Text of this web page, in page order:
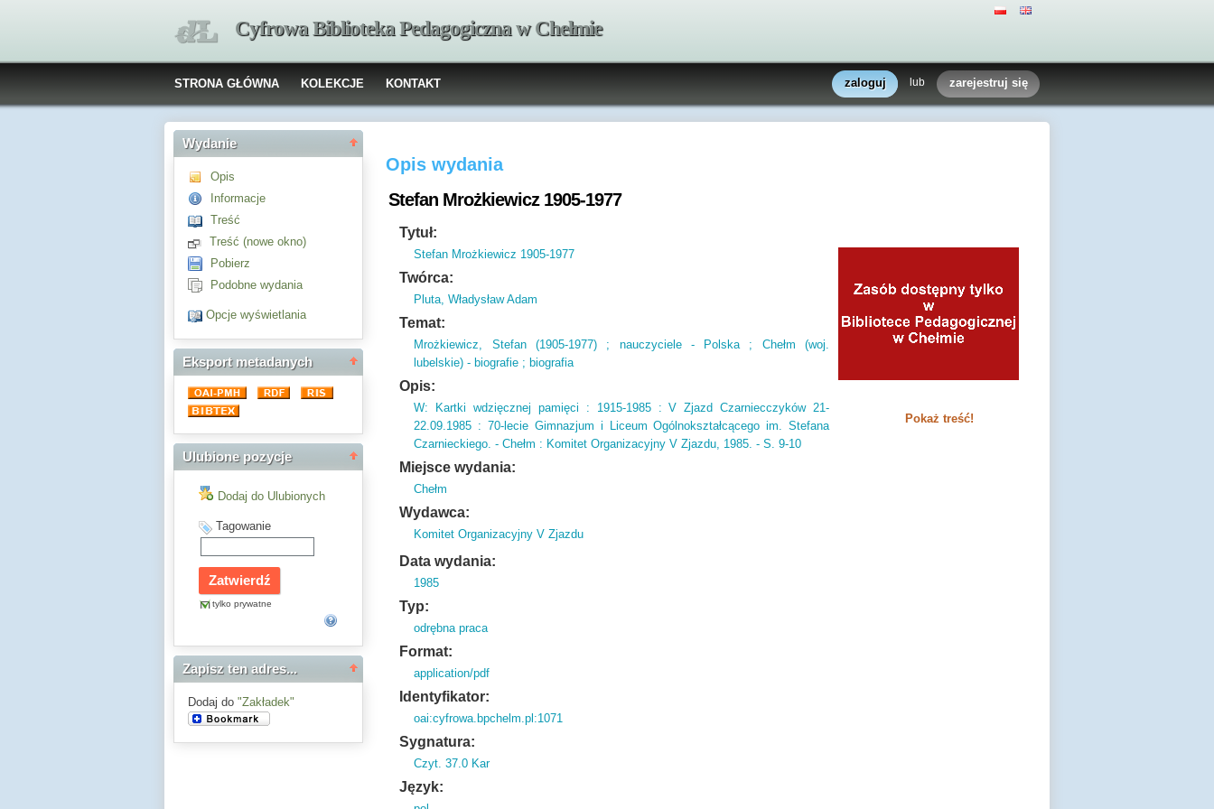
Cyfrowa Biblioteka Pedagogiczna w Chełmie
STRONA GŁÓWNA KOLEKCJE KONTAKT zaloguj lub zarejestruj się
Wydanie
Opis
Informacje
Treść
Treść (nowe okno)
Pobierz
Podobne wydania
Opcje wyświetlania
Eksport metadanych
Ulubione pozycje
Dodaj do Ulubionych
Tagowanie
tylko prywatne
Zapisz ten adres...
Dodaj do "Zakładek"
Opis wydania
Stefan Mrożkiewicz 1905-1977
Pokaż treść!
Tytuł:
Stefan Mrożkiewicz 1905-1977
Twórca:
Pluta, Władysław Adam
Temat:
Mrożkiewicz, Stefan (1905-1977) ; nauczyciele - Polska ; Chełm (woj.
lubelskie) - biografie ; biografia
Opis:
W: Kartki wdzięcznej pamięci : 1915-1985 : V Zjazd Czarniecczyków 21-
22.09.1985 : 70-lecie Gimnazjum i Liceum Ogólnokształcącego im. Stefana
Czarnieckiego. - Chełm : Komitet Organizacyjny V Zjazdu, 1985. - S. 9-10
Miejsce wydania:
Chełm
Wydawca:
Komitet Organizacyjny V Zjazdu
Data wydania:
1985
Typ:
odrębna praca
Format:
application/pdf
Identyfikator:
oai:cyfrowa.bpchelm.pl:1071
Sygnatura:
Czyt. 37.0 Kar
Język: